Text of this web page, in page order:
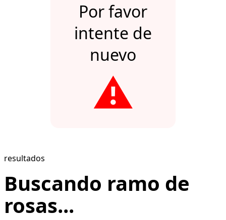
Por favor
intente de
nuevo
⚠️
resultados
Buscando ramo de
rosas...